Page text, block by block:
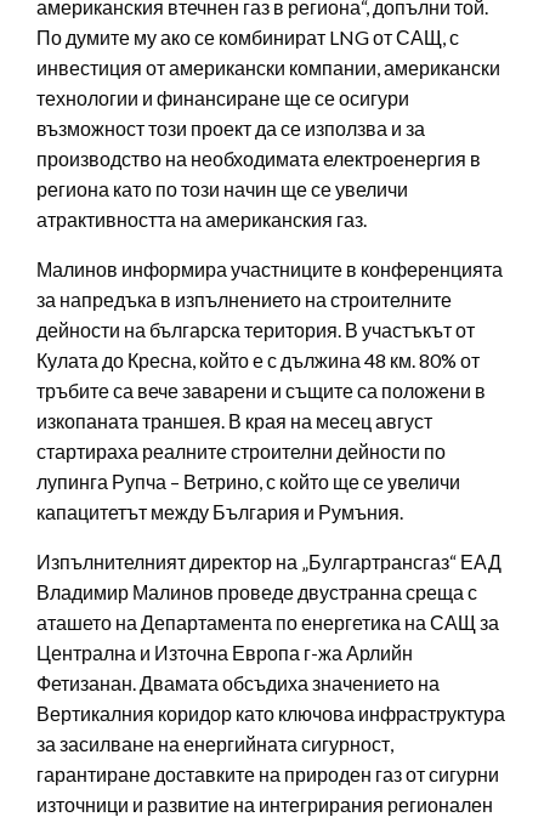
американския втечнен газ в региона“, допълни той.
По думите му ако се комбинират LNG от САЩ, с
инвестиция от американски компании, американски
технологии и финансиране ще се осигури
възможност този проект да се използва и за
производство на необходимата електроенергия в
региона като по този начин ще се увеличи
атрактивността на американския газ.
Малинов информира участниците в конференцията
за напредъка в изпълнението на строителните
дейности на българска територия. В участъкът от
Кулата до Кресна, който е с дължина 48 км. 80% от
тръбите са вече заварени и същите са положени в
изкопаната траншея. В края на месец август
стартираха реалните строителни дейности по
лупинга Рупча – Ветрино, с който ще се увеличи
капацитетът между България и Румъния.
Изпълнителният директор на „Булгартрансгаз“ ЕАД
Владимир Малинов проведе двустранна среща с
аташето на Департамента по енергетика на САЩ за
Централна и Източна Европа г-жа Арлийн
Фетизанан. Двамата обсъдиха значението на
Вертикалния коридор като ключова инфраструктура
за засилване на енергийната сигурност,
гарантиране доставките на природен газ от сигурни
източници и развитие на интегрирания регионален